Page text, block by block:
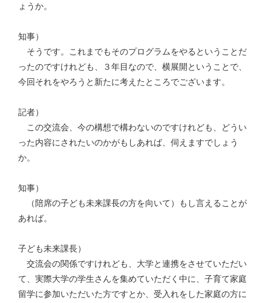
ょうか。
知事）
そうです。これまでもそのプログラムをやるということだ
ったのですけれども、３年目なので、横展開ということで、
今回それをやろうと新たに考えたところでございます。
記者）
この交流会、今の構想で構わないのですけれども、どうい
った内容にされたいのかがもしあれば、伺えますでしょう
か。
知事）
（陪席の子ども未来課長の方を向いて）もし言えることが
あれば。
子ども未来課長）
交流会の関係ですけれども、大学と連携をさせていただい
て、実際大学の学生さんを集めていただく中に、子育て家庭
留学に参加いただいた方ですとか、受入れをした家庭の方に